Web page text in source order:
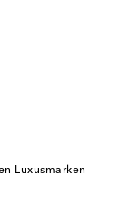
Luxusmarken